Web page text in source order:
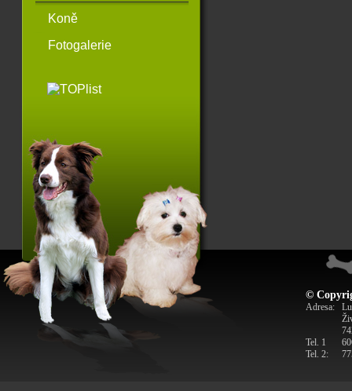
Koně
Fotogalerie
©
Adresa:
Tel. 1
Tel. 2: